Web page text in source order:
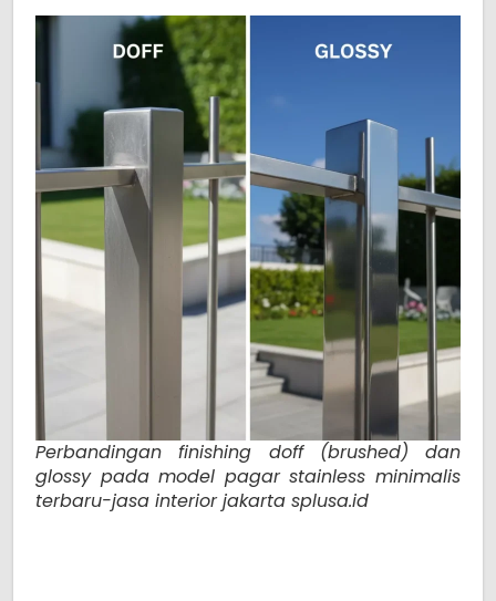
Perbandingan finishing doff (brushed) dan
glossy pada model pagar stainless minimalis
terbaru-jasa interior jakarta splusa.id